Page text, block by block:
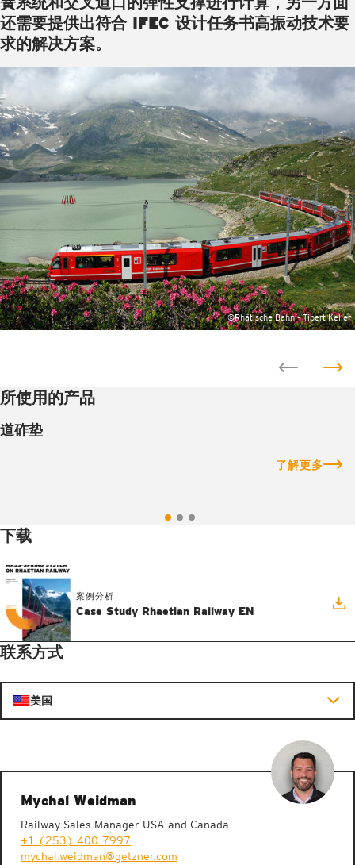
还需要提供出符合 IFEC 设计任务书高振动技术要
求的解决方案。
©Rhätische Bahn - Tibert Keller
©Rhätische Bahn - Tibert Keller
©Rhätische Bahn - Tibert Keller
所使用的产品
道砟垫
了解更多
下载
案例分析
Case Study Rhaetian Railway EN
联系方式
美国
Mychal Weidman
Railway Sales Manager USA and Canada
+1 (253) 400-7997
mychal.weidman@getzner.com